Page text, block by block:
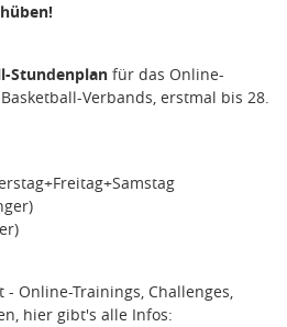
Stundenplan für das Online-
Verbands, erstmal bis 28.
Online-Trainings, Challenges,
hier gibt's alle Infos: